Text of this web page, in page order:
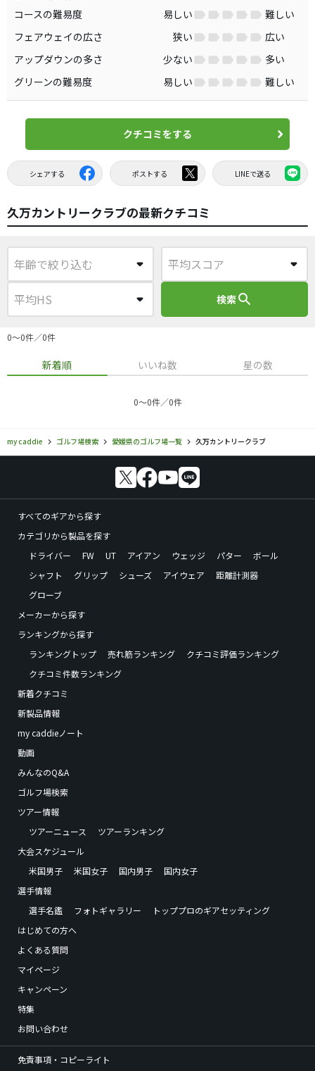
コースの難易度
易しい
難しい
フェアウェイの広さ
狭い
広い
アップダウンの多さ
少ない
多い
グリーンの難易度
易しい 難しい
クチコミをする
シェアする ポストする LINEで送る
久万カントリークラブの最新クチコミ
検索search
0〜0件／0件
新着順 いいね数 星の数
0〜0件／0件
my caddie ゴルフ場検索 愛媛県のゴルフ場一覧 久万カントリークラブ
すべてのギアから探す
カテゴリから製品を探す
ドライバー
FW UT アイアン ウェッジ パター
ボール
シャフト
グリップ シューズ アイウェア
距離計測器
グローブ
メーカーから探す
ランキングから探す
ランキングトップ
売れ筋ランキング
クチコミ評価ランキング
クチコミ件数ランキング
新着クチコミ
新製品情報
my caddieノート
動画
みんなのQ&A
ゴルフ場検索
ツアー情報
ツアーニュース
ツアーランキング
大会スケジュール
米国男子
米国女子 国内男子
国内女子
選手情報
選手名鑑
フォトギャラリー
トッププロのギアセッティング
はじめての方へ
よくある質問
マイページ
キャンペーン
特集
お問い合わせ
免責事項・コピーライト